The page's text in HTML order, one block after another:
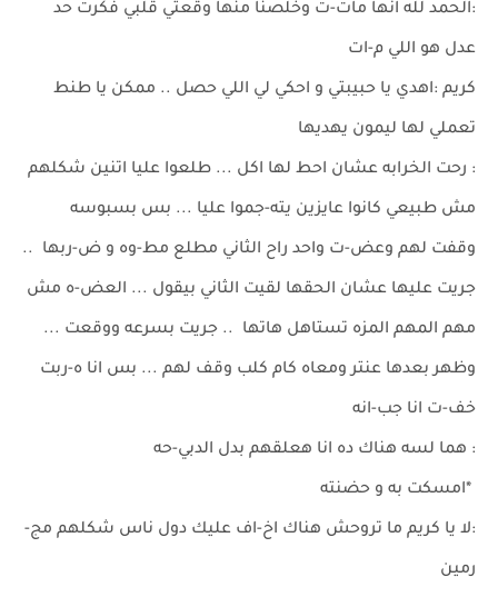
:الحمد لله انها مات-ت وخلصنا منها وقعتي قلبي فكرت حد
عدل هو اللي م-ات
كريم :اهدي يا حبيبتي و احكي لي اللي حصل .. ممكن يا طنط
تعملي لها ليمون يهديها
: رحت الخرابه عشان احط لها اكل ... طلعوا عليا اتنين شكلهم
مش طبيعي كانوا عايزين يته-جموا عليا ... بس بسبوسه
وقفت لهم وعض-ت واحد راح الثاني مطلع مط-وه و ض-ربها ..
جريت عليها عشان الحقها لقيت الثاني بيقول ... العض-ه مش
مهم المهم المزه تستاهل هاتها .. جريت بسرعه ووقعت ...
وظهر بعدها عنتر ومعاه كام كلب وقف لهم ... بس انا ه-ربت
خف-ت انا جب-انه
: هما لسه هناك ده انا هعلقهم بدل الدبي-حه
*امسكت به و حضنته
:لا يا كريم ما تروحش هناك اخ-اف عليك دول ناس شكلهم مج-
رمين